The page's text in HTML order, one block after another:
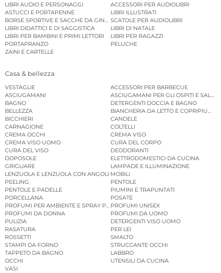
LIBRI AUDIO E PERSONAGGI
ACCESSORI PER AUDIOLIBRI
ASTUCCI E PORTAPENNE
LIBRI ILLUSTRATI
BORSE SPORTIVE E SACCHE DA GINNASTICASCATOLE PER AUDIOLIBRI
LIBRI DIDATTICI E DI SAGGISTICA
LIBRI DI NATALE
LIBRI PER BAMBINI E PRIMI LETTORI
LIBRI PER RAGAZZI
PORTAPRANZO
PELUCHE
ZAINI E CARTELLE
Casa & bellezza
VESTAGLIE
ACCESSORI PER BARBECUE
ASCIUGAMANI
ASCIUGAMANI PER GLI OSPITI E
BAGNO
DETERGENTI DOCCIA E BAGNO
BELLEZZA
BIANCHERIA DA LETTO E COPRIPIUMINI
BICCHIERI
CANDELE
CARNAGIONE
COLTELLI
CREMA OCCHI
CREMA VISO
CREMA VISO UOMO
CURA DEL CORPO
CURA DEL VISO
DEODORANTI
DOPOSOLE
ELETTRODOMESTICI DA CUCINA
GRIGLIARE
LAMPADE E ILLUMINAZIONE
LENZUOLA E LENZUOLA CON ANGOLI MOBILI
PEELING
PENTOLE
PENTOLE E PADELLE
PIUMINI E TRAPUNTATI
PORCELLANA
POSATE
PROFUMI PER AMBIENTE E SPRAY PER AMBIENTE
PROFUMI UNISEX
PROFUMI DA DONNA
PROFUMI DA UOMO
PULIZIA
DETERGENTI VISO UOMO
RASATURA
PER LEI
ROSSETTI
SMALTO
STAMPI DA FORNO
STRUCCANTE OCCHI
TAPPETO DA BAGNO
LABBRO
OCCHI
UTENSILI DA CUCINA
VASI